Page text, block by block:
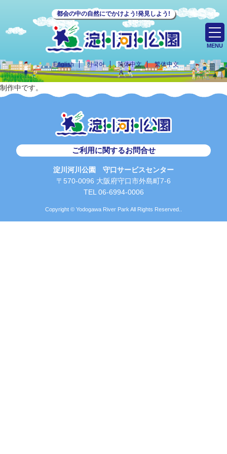
都会の中の自然にでかけよう!発見しよう!
English 한국어 简体中文 繁体中文
MENU
制作中です。
ご利用に関するお問合せ
淀川河川公園 守口サービスセンター
〒570-0096 大阪府守口市外島町7-6
TEL 06-6994-0006
Copyright © Yodogawa River Park All Rights Reserved..